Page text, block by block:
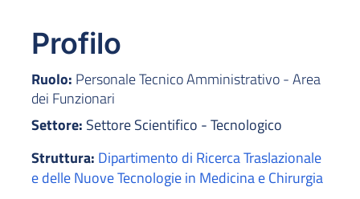
Profilo
Ruolo: Personale Tecnico Amministrativo - Area
dei Funzionari
Settore: Settore Scientifico - Tecnologico
Struttura: Dipartimento di Ricerca Traslazionale
e delle Nuove Tecnologie in Medicina e Chirurgia